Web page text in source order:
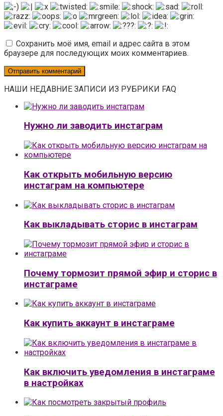
Сохранить моё имя, email и адрес сайта в этом
браузере для последующих моих комментариев.
НАШИ НЕДАВНИЕ ЗАПИСИ ИЗ РУБРИКИ FAQ
Нужно ли заводить инстаграм
Как открыть мобильную версию
инстаграм на компьютере
Как выкладывать сторис в инстаграм
Почему тормозит прямой эфир и сторис в
инстаграме
Как купить аккаунт в инстаграме
Как включить уведомления в инстаграме
в настройках